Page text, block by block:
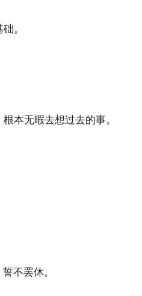
。
本无暇去想过去的事。
不罢休。